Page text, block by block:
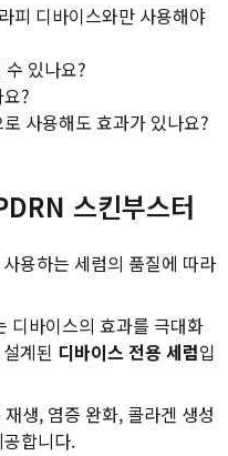
피 디바이스와만 사용해야
있나요?
?
사용해도 효과가 있나요?
스킨부스터
용하는 세럼의 품질에 따라
디바이스의 효과를 극대화
계된 디바이스 전용 세럼입
생, 염증 완화, 콜라겐 생성
합니다.